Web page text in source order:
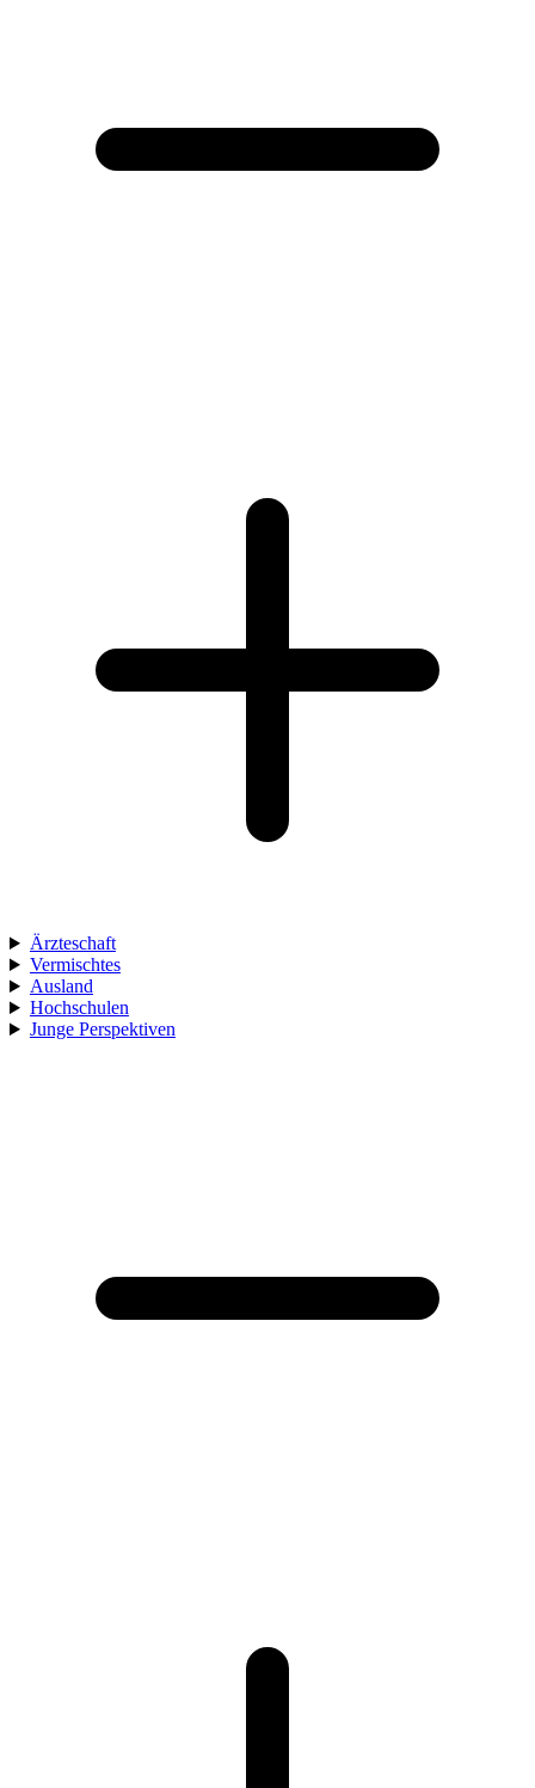
Ärzteschaft
Vermischtes
Ausland
Hochschulen
Junge Perspektiven